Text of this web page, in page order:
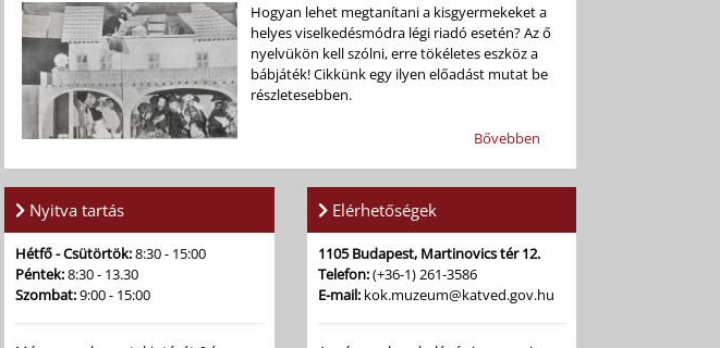
Hogyan lehet megtanítani a kisgyermekeket a
helyes viselkedésmódra légi riadó esetén? Az ő
nyelvükön kell szólni, erre tökéletes eszköz a
bábjáték! Cikkünk egy ilyen előadást mutat be
részletesebben.
Bővebben
Nyitva tartás
Hétfő - Csütörtök:8:30 - 15:00
Péntek:8:30 - 13.30
Szombat:9:00 - 15:00
Elérhetőségek
1105 Budapest, Martinovics tér 12.
Telefon:(+36-1) 261-3586
E-mail:kok.muzeum@katved.gov.hu